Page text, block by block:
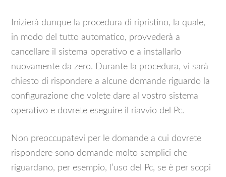
Inizierà dunque la procedura di ripristino, la quale,
in modo del tutto automatico, provvederà a
cancellare il sistema operativo e a installarlo
nuovamente da zero. Durante la procedura, vi sarà
chiesto di rispondere a alcune domande riguardo la
configurazione che volete dare al vostro sistema
operativo e dovrete eseguire il riavvio del Pc.
Non preoccupatevi per le domande a cui dovrete
rispondere sono domande molto semplici che
riguardano, per esempio, l’uso del Pc, se è per scopi